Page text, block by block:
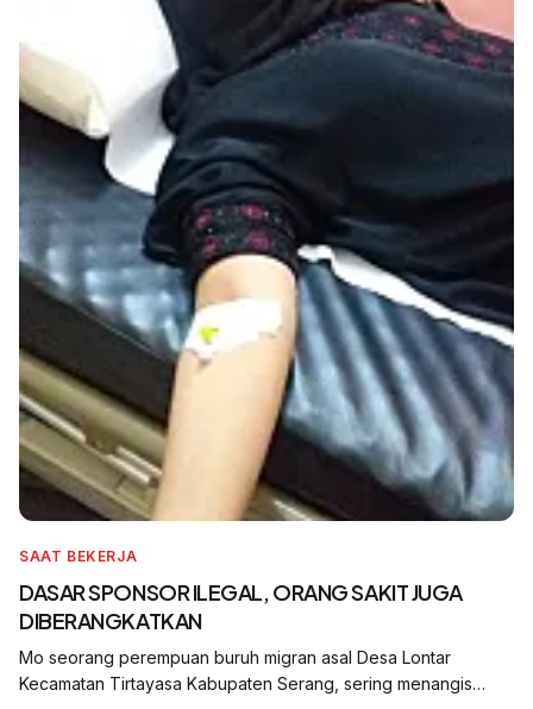
SAAT BEKERJA
DASAR SPONSOR ILEGAL, ORANG SAKIT JUGA
DIBERANGKATKAN
Mo seorang perempuan buruh migran asal Desa Lontar
Kecamatan Tirtayasa Kabupaten Serang, sering menangis